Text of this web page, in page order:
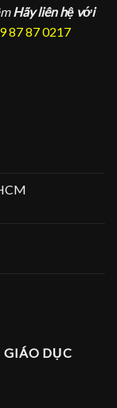
Hãy liên hệ với
87 87 0217
DỤC